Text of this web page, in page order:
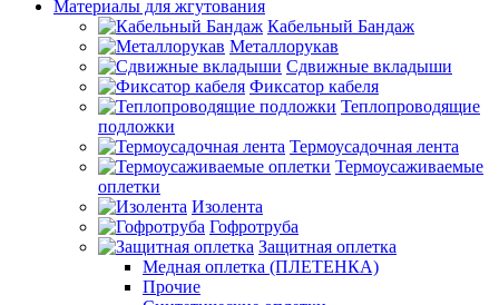
Материалы для жгутования
Кабельный Бандаж
Металлорукав
Сдвижные вкладыши
Фиксатор кабеля
Теплопроводящие
подложки
Термоусадочная лента
Термоусаживаемые
оплетки
Изолента
Гофротруба
Защитная оплетка
Медная оплетка (ПЛЕТЕНКА)
Прочие